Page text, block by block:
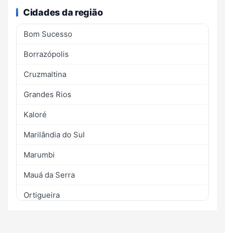
Cidades da região
Bom Sucesso
Borrazópolis
Cruzmaltina
Grandes Rios
Kaloré
Marilândia do Sul
Marumbi
Mauá da Serra
Ortigueira